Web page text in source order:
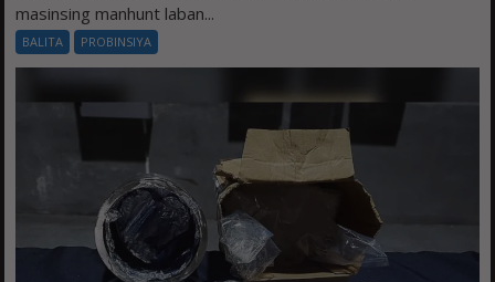
masinsing manhunt laban...
BALITA PROBINSIYA